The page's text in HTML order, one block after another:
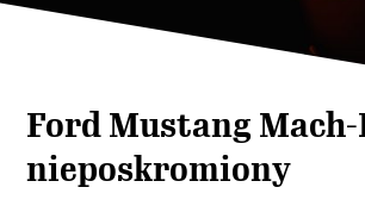
Ford Mustang Mach-
nieposkromiony